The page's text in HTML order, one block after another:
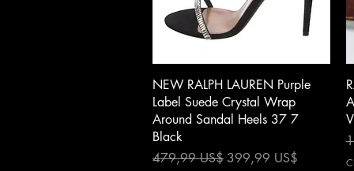
Xem nhanh
NEW RALPH LAUREN Purple
Label Suede Crystal Wrap
Around Sandal Heels 37 7
Black
Giá thông thường
479,99 US$ Giá bán rẻ
399,99 US$